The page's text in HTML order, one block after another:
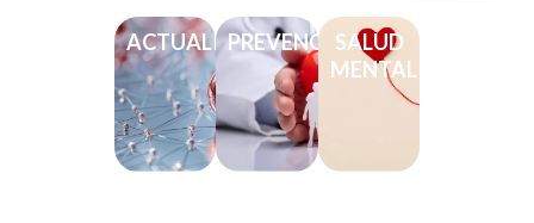
ACTUALIDADPREVENCIÓNSALUD
MENTAL